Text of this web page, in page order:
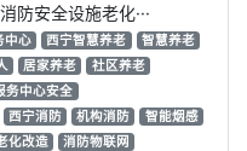
防安全设施老化···
中心 西宁智慧养老
智慧养老
居家养老
社区养老
务中心安全
西宁消防 机构消防
智能烟感
化改造
消防物联网